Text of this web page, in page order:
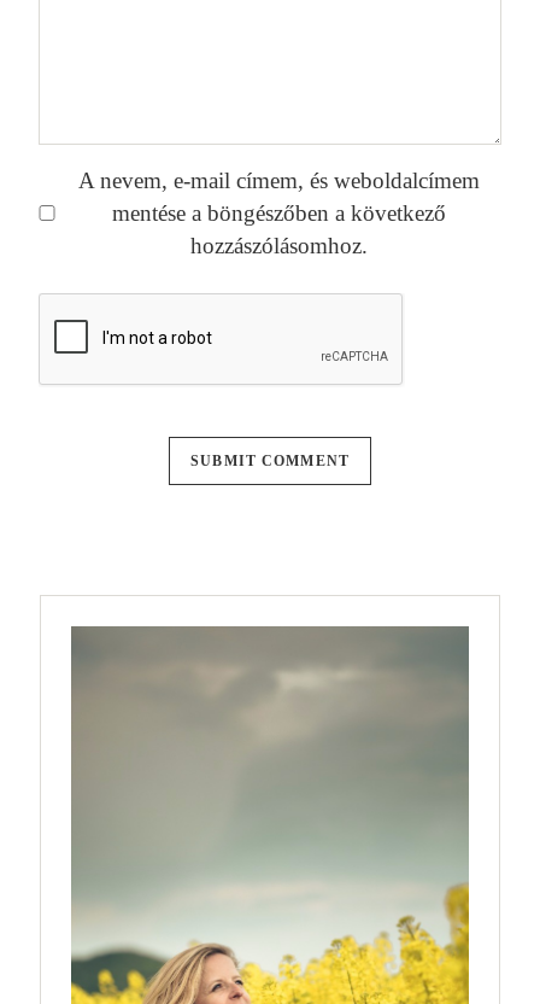
A nevem, e-mail címem, és weboldalcímem
mentése a böngészőben a következő
hozzászólásomhoz.